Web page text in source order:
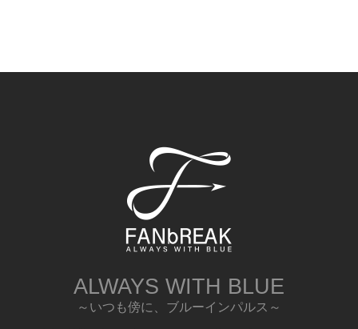
ALWAYS WITH BLUE
～いつも傍に、ブルーインパルス～